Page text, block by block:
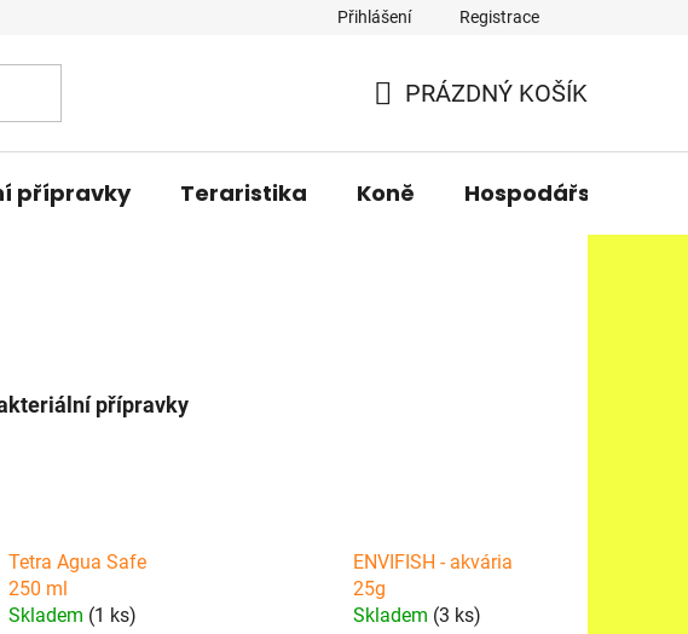
Přihlášení Registrace
KOŠÍK
PRÁZDNÝ KOŠÍK
přípravky Teraristika Koně Hospodářská
přípravky
Tetra Agua Safe
250 ml
Skladem (1 ks)
ENVIFISH - akvária
25g
Skladem (3 ks)